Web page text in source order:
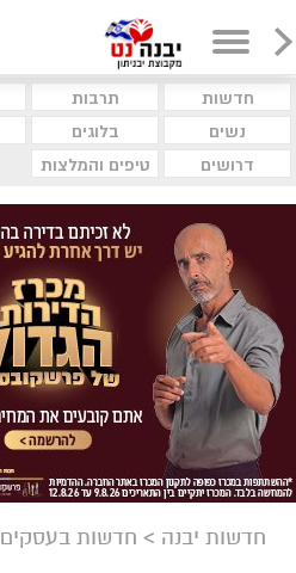
חדשות תרבות
נשים
בלוגים
דרושים
טיפים והמלצות
חדשות יבנה > חדשות בעסקים